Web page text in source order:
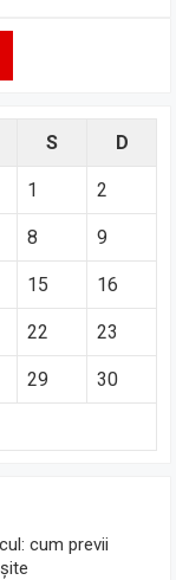
S D
1 2
8 9
15 16
22 23
29 30
cum previi